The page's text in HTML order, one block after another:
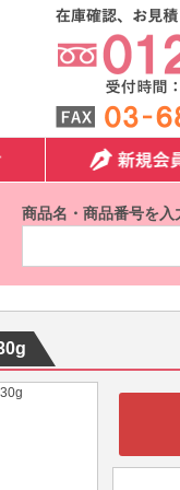
商品名・商品番号を入